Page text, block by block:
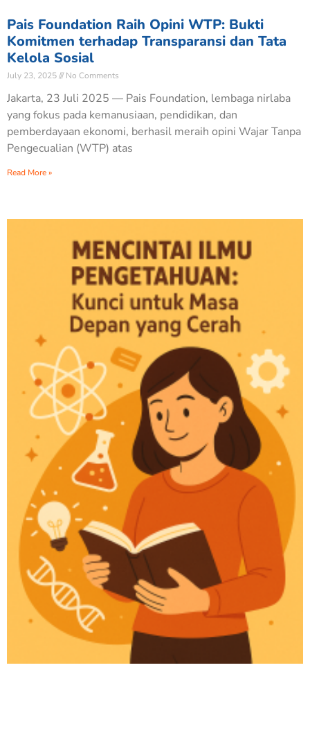
Pais Foundation Raih Opini WTP: Bukti
Komitmen terhadap Transparansi dan Tata
Kelola Sosial
July 23, 2025 No Comments
Jakarta, 23 Juli 2025 — Pais Foundation, lembaga nirlaba
yang fokus pada kemanusiaan, pendidikan, dan
pemberdayaan ekonomi, berhasil meraih opini Wajar Tanpa
Pengecualian (WTP) atas
Read More »